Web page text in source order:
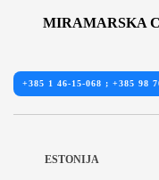
MIRAMARSKA
+385 1 46-15-068 ; +385 98
ESTONIJA